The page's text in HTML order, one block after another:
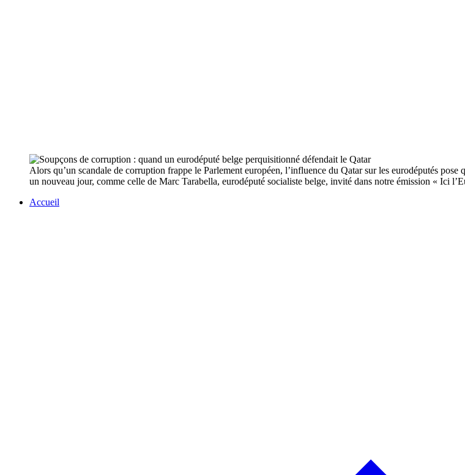
Alors qu’un scandale de corruption frappe le Parlement européen, l’influence du Qatar sur les eurodéputés pose
un nouveau jour, comme celle de Marc Tarabella, eurodéputé socialiste belge, invité dans notre émission « Ici
Accueil